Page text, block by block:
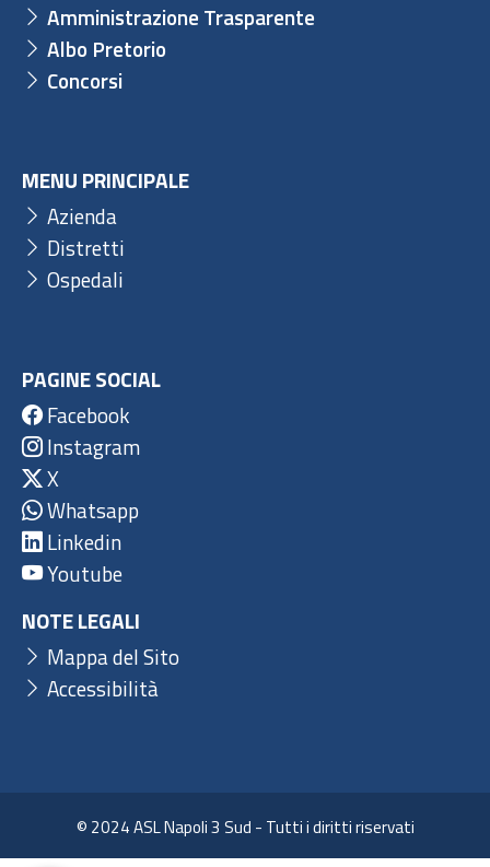
Amministrazione Trasparente
Albo Pretorio
Concorsi
MENU PRINCIPALE
Azienda
Distretti
Ospedali
PAGINE SOCIAL
Facebook
Instagram
X
Whatsapp
Linkedin
Youtube
NOTE LEGALI
Mappa del Sito
Accessibilità
© 2024 ASL Napoli 3 Sud - Tutti i diritti riservati